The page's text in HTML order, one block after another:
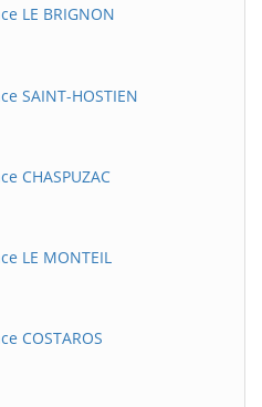
LE BRIGNON
SAINT-HOSTIEN
CHASPUZAC
LE MONTEIL
COSTAROS